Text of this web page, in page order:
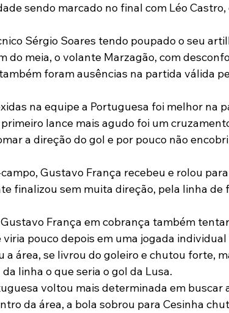
sendo marcado no final com Léo
Sérgio Soares tendo poupado o seu
do meia, o volante Marzagão, com
foram ausências na partida válida
na equipe a Portuguesa foi melhor na
lance mais agudo foi um
a direção do gol e por pouco não
Gustavo França recebeu e rolou
finalizou sem muita direção, pela linha de
França em cobrança também
pouco depois em uma jogada
a área, se livrou do goleiro e chutou forte,
linha o que seria o gol da Lusa.
voltou mais determinada em buscar
da área, a bola sobrou para Cesinha